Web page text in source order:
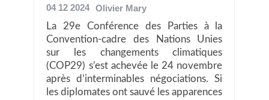
04 12 2024 Olivier Mary
La 29e Conférence des Parties à la
Convention-cadre des Nations Unies
sur les changements climatiques
(COP29) s’est achevée le 24 novembre
après d’interminables négociations. Si
les diplomates ont sauvé les apparences